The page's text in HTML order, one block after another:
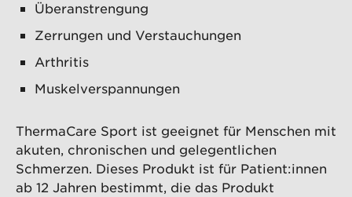
Überanstrengung
Zerrungen und Verstauchungen
Arthritis
Muskelverspannungen
ThermaCare Sport ist geeignet für Menschen mit
akuten, chronischen und gelegentlichen
Schmerzen. Dieses Produkt ist für Patient:innen
ab 12 Jahren bestimmt, die das Produkt